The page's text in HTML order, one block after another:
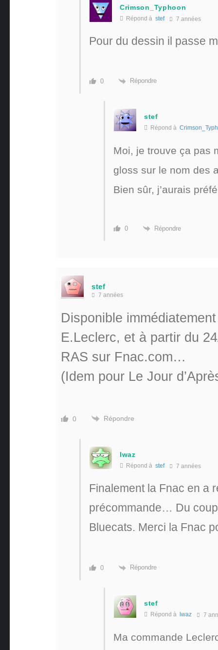
Crimson_Typhoon
Répond à stef 7 années
Pour du dessin il passe
0 Répondre
stef
Répond à
Moi, je trouve ça pas
gloss sur le nom des
Bien sûr, j’aurais
0 Répondre
stef
7 années
Disponible
E.Leclerc, et à partir du
RAS sur Fnac.com…
(Idem pour Le Jour
0 Répondre
lwaz
Répond à stef 7 années
Finalement la Fnac en a
précommande… Du
Bluecats. Merci la Fnac
0 Répondre
stef
Répond à lwaz 7
Ma commande